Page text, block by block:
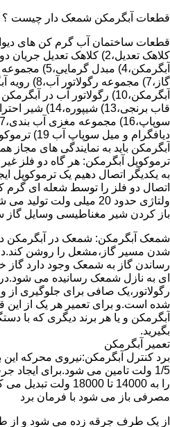
قطعات آبگرمکن شمعک دار چیست ؟
دیافگرام و
آبگرمکن باید به نمایندگی های مجاز
ترموکوپل آبگرمکن: هر گاه دو فلز
به یکدیگر اتصال دهیم یک ترموکوپل
اتصال دو فلز را توسط شعله ای گرم
ولتاژی حدود 20 میلی ولت
باز کردن شیر مغناطیسی وسایل گاز سوز را در
شمعک آبگرمکن: شمعک در آبگرمکن
شدن مسیر گاز،مشعل را روشن کند.در
رساندن گاز به شمعک وجود دارد گاز
ای به نازل شمعک رسانیده می
رگولاتور،یک صافی برای جلوگیری از
شده است.و برای تعمیر هر یک از این
آبگرمکن و یا هر برند دیگری که با
بگیرید.
تعمیر آبگرمکن
برد کنترل آبگرمکن:نیروی محرکه این
را به 14000 تا 18000
مصرفی باز می شود با فرمان برد
از یک طرف جرقه زده می شود و از